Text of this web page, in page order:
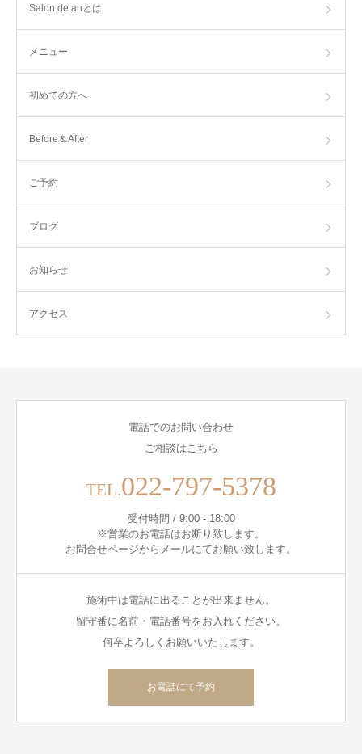
Salon de anとは
メニュー
初めての方へ
Before＆After
ご予約
ブログ
お知らせ
アクセス
電話でのお問い合わせ
ご相談はこちら
TEL.022-797-5378
受付時間 / 9:00 - 18:00
※営業のお電話はお断り致します。
お問合せページからメールにてお願い致します。
施術中は電話に出ることが出来ません。
留守番に名前・電話番号をお入れください。
何卒よろしくお願いいたします。
お電話にて予約